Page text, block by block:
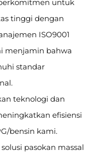
untuk
tinggi dengan
ISO9001
menjamin bahwa
standar
teknologi dan
efisiensi
bensin kami.
pasokan massal